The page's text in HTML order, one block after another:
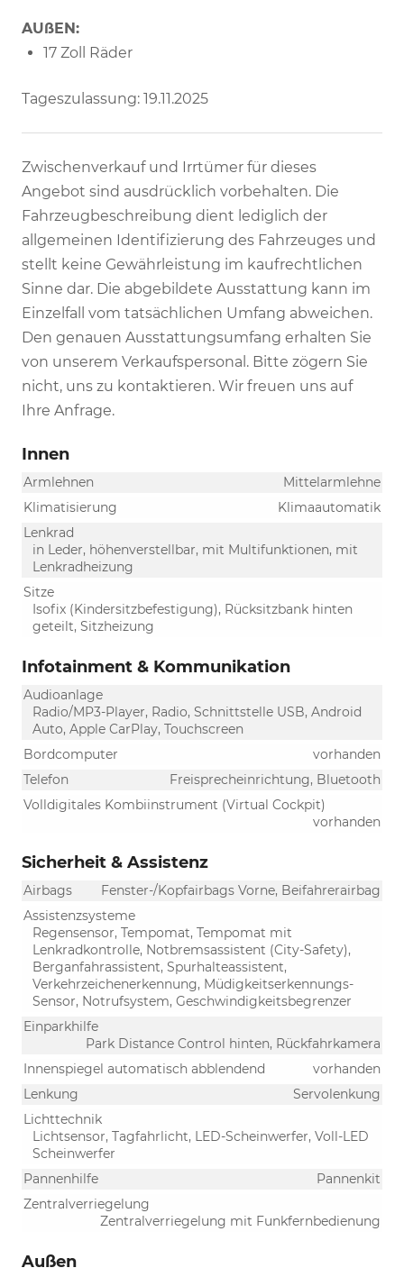
AUßEN:
17 Zoll Räder
Tageszulassung: 19.11.2025
Zwischenverkauf und Irrtümer für dieses
Angebot sind ausdrücklich vorbehalten. Die
Fahrzeugbeschreibung dient lediglich der
allgemeinen Identifizierung des Fahrzeuges und
stellt keine Gewährleistung im kaufrechtlichen
Sinne dar. Die abgebildete Ausstattung kann im
Einzelfall vom tatsächlichen Umfang abweichen.
Den genauen Ausstattungsumfang erhalten Sie
von unserem Verkaufspersonal. Bitte zögern Sie
nicht, uns zu kontaktieren. Wir freuen uns auf
Ihre Anfrage.
Innen
Armlehnen
Mittelarmlehne
Klimatisierung
Klimaautomatik
Lenkrad
in Leder, höhenverstellbar, mit Multifunktionen, mit
Lenkradheizung
Sitze
Isofix (Kindersitzbefestigung), Rücksitzbank hinten
geteilt, Sitzheizung
Infotainment & Kommunikation
Audioanlage
Radio/MP3-Player, Radio, Schnittstelle USB, Android
Auto, Apple CarPlay, Touchscreen
Bordcomputer
vorhanden
Telefon
Freisprecheinrichtung, Bluetooth
Volldigitales Kombiinstrument (Virtual Cockpit)
vorhanden
Sicherheit & Assistenz
Airbags
Fenster-/Kopfairbags Vorne, Beifahrerairbag
Assistenzsysteme
Regensensor, Tempomat, Tempomat mit
Lenkradkontrolle, Notbremsassistent (City-Safety),
Berganfahrassistent, Spurhalteassistent,
Verkehrzeichenerkennung, Müdigkeitserkennungs-
Sensor, Notrufsystem, Geschwindigkeitsbegrenzer
Einparkhilfe
Park Distance Control hinten, Rückfahrkamera
Innenspiegel automatisch abblendend
vorhanden
Lenkung
Servolenkung
Lichttechnik
Lichtsensor, Tagfahrlicht, LED-Scheinwerfer, Voll-LED
Scheinwerfer
Pannenhilfe
Pannenkit
Zentralverriegelung
Zentralverriegelung mit Funkfernbedienung
Außen